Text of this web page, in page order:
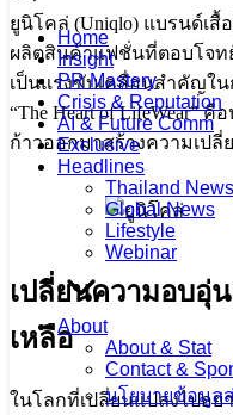
Home
Insight
PR Mastery
Crisis & Reputation
AI & Future Comm
Exclusive
Headlines
Thailand News
Global News
Lifestyle
Webinar
About
About & Stat
Contact &
นโยบายข้อมูล
ยูนิโคล่ (Uniqlo) แบรนด์เสื้
ผลิตสินค้าแฟชั่นที่ตอบโจท
เป็นแรงขับเคลื่อนสำคัญใ
“The Heart of LifeWear”
ก้าวออกมาสร้างความเปลี่
เปลี่ยนความอบอุ่
เหลือ
ในโลกที่เปลี่ยนแปลงไปอย่